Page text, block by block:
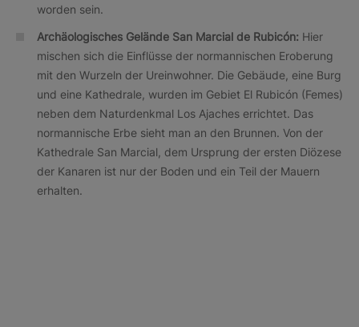
worden sein.
Archäologisches Gelände San Marcial de Rubicón: Hier
mischen sich die Einflüsse der normannischen Eroberung
mit den Wurzeln der Ureinwohner. Die Gebäude, eine Burg
und eine Kathedrale, wurden im Gebiet El Rubicón (Femes)
neben dem Naturdenkmal Los Ajaches errichtet. Das
normannische Erbe sieht man an den Brunnen. Von der
Kathedrale San Marcial, dem Ursprung der ersten Diözese
der Kanaren ist nur der Boden und ein Teil der Mauern
erhalten.